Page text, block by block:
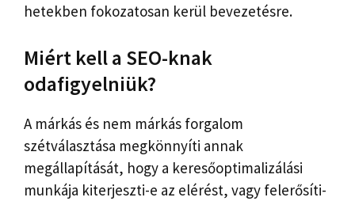
hetekben fokozatosan kerül bevezetésre.
Miért kell a SEO-knak
odafigyelniük?
A márkás és nem márkás forgalom
szétválasztása megkönnyíti annak
megállapítását, hogy a keresőoptimalizálási
munkája kiterjeszti-e az elérést, vagy felerősíti-